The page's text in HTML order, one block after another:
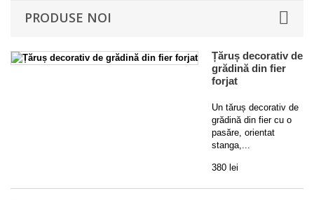
PRODUSE NOI
Țăruș decorativ de
grădină din fier
forjat
Un tăruș decorativ de
grădină din fier cu o
pasăre, orientat
stanga,...
380 lei